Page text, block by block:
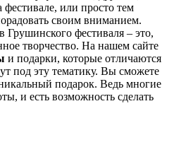
или просто тем
своим вниманием.
Грушинского фестиваля – это,
творчество. На нашем сайте
и подарки, которые отличаются
под эту тематику. Вы сможете
подарок. Ведь многие
и есть возможность сделать